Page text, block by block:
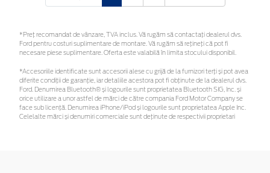
*Preţ recomandat de vânzare, TVA inclus. Vă rugăm să contactaţi dealerul dvs.
Ford pentru costuri suplimentare de montare. Vă rugăm să rețineți că pot fi
necesare piese suplimentare. Oferta este valabilă în limita stocului disponibil.
*Accesoriile identificate sunt accesorii alese cu grijă de la furnizori terți și pot avea
diferite condiții de garanție, iar detaliile acestora pot fi obținute de la dealerul dvs.
Ford. Denumirea Bluetooth® și logourile sunt proprietatea Bluetooth SIG, Inc. și
orice utilizare a unor astfel de mărci de către compania Ford Motor Company se
face sub licență. Denumirea iPhone/iPod și logourile sunt proprietatea Apple Inc.
Celelalte mărci și denumiri comerciale sunt deținute de respectivii proprietari